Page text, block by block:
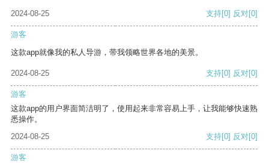
2024-08-25 支持[0] 反对[0]
游客
这款app就像我的私人导游，带我领略世界各地的美景。
2024-08-25 支持[0] 反对[0]
游客
这款app的用户界面简洁明了，使用起来非常容易上手，让我能够快速熟
悉操作。
2024-08-25
支持[0] 反对[0]
游客